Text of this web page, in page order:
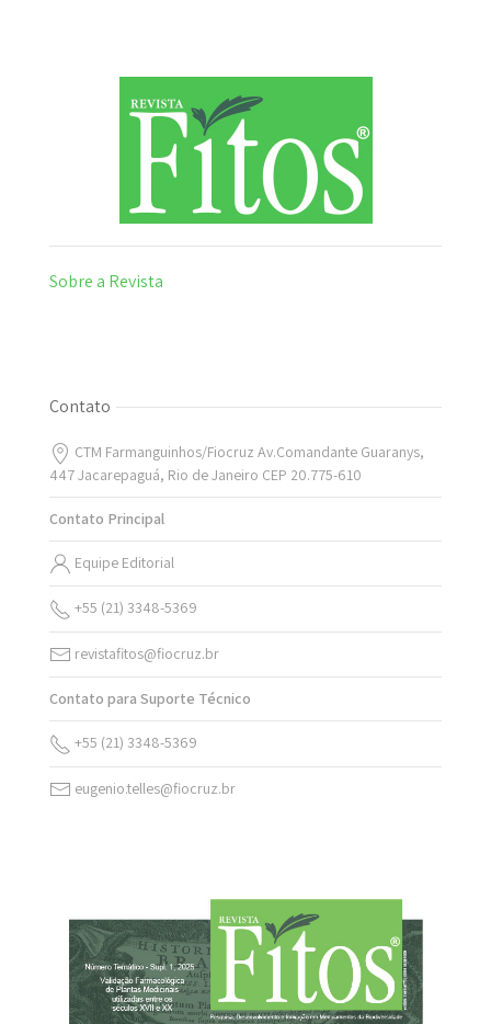
Sobre a Revista
Contato
CTM Farmanguinhos/Fiocruz Av.Comandante Guaranys,
447 Jacarepaguá, Rio de Janeiro CEP 20.775-610
Contato Principal
Equipe Editorial
+55 (21) 3348-5369
revistafitos@fiocruz.br
Contato para Suporte Técnico
+55 (21) 3348-5369
eugenio.telles@fiocruz.br